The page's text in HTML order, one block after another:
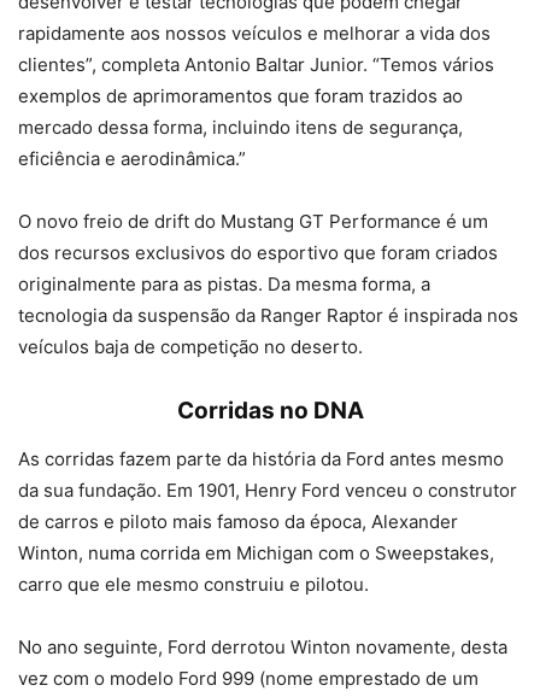
rapidamente aos nossos veículos e melhorar a vida dos
clientes”, completa Antonio Baltar Junior. “Temos vários
exemplos de aprimoramentos que foram trazidos ao
mercado dessa forma, incluindo itens de segurança,
eficiência e aerodinâmica.”
O novo freio de drift do Mustang GT Performance é um
dos recursos exclusivos do esportivo que foram criados
originalmente para as pistas. Da mesma forma, a
tecnologia da suspensão da Ranger Raptor é inspirada nos
veículos baja de competição no deserto.
Corridas no DNA
As corridas fazem parte da história da Ford antes mesmo
da sua fundação. Em 1901, Henry Ford venceu o construtor
de carros e piloto mais famoso da época, Alexander
Winton, numa corrida em Michigan com o Sweepstakes,
carro que ele mesmo construiu e pilotou.
No ano seguinte, Ford derrotou Winton novamente, desta
vez com o modelo Ford 999 (nome emprestado de um